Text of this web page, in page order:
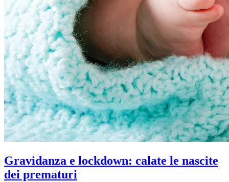
Gravidanza e lockdown: calate le nascite
dei prematuri